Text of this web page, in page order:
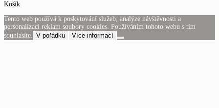
Košík
Tento web používá k poskytování služeb, analýze návštěvnosti a
personalizaci reklam soubory cookies. Používáním tohoto webu s tím
souhlasíte. V pořádku Více informací